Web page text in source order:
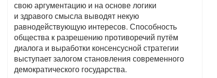
свою аргументацию и на основе логики
и здравого смысла выводят некую
равнодействующую интересов. Способность
общества к разрешению противоречий путём
диалога и выработки консенсусной стратегии
выступает залогом становления современного
демократического государства.